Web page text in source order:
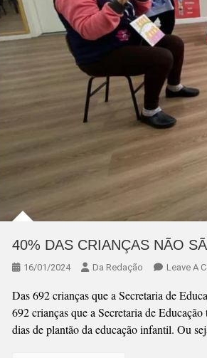
40% DAS CRIANÇAS NÃO
16/01/2024 Da Redação Leave A
Das 692 crianças que a Secretaria de
692 crianças que a Secretaria de
dias de plantão da educação infantil. Ou